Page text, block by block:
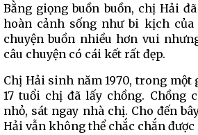
Bằng giọng buồn buồn, chị Hải
hoàn cảnh sống như bi kịch
chuyện buồn nhiều hơn vui
câu chuyện có cái kết rất đẹp.
Chị Hải sinh năm 1970, trong một
17 tuổi chị đã lấy chồng. Chồng
nhỏ, sát ngay nhà chị. Cho đến
Hải vẫn không thể chắc chắn